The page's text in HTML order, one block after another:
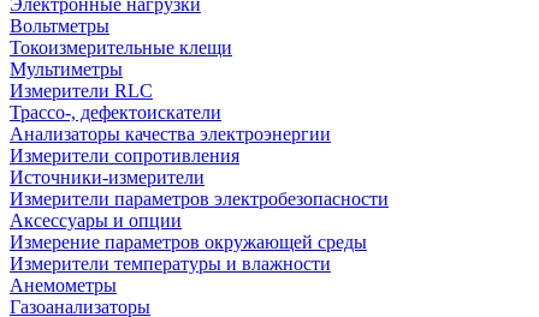
Электронные нагрузки
Вольтметры
Токоизмерительные клещи
Мультиметры
Измерители RLC
Трассо-, дефектоискатели
Анализаторы качества электроэнергии
Измерители сопротивления
Источники-измерители
Измерители параметров электробезопасности
Аксессуары и опции
Измерение параметров окружающей среды
Измерители температуры и влажности
Анемометры
Газоанализаторы